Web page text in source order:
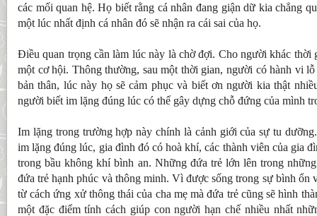
các mối quan hệ. Họ biết rằng cá nhân đang giận dữ kia chẳng
một lúc nhất định cá nhân đó sẽ nhận ra cái sai của họ.
Điều quan trọng cần làm lúc này là chờ đợi. Cho người khác thời
một cơ hội. Thông thường, sau một thời gian, người có hành vi lỗ
bản thân, lúc này họ sẽ cảm phục và biết ơn người kia thật
người biết im lặng đúng lúc có thể gây dựng chỗ đứng của mình
Im lặng trong trường hợp này chính là cảnh giới của sự tu
im lặng đúng lúc, gia đình đó có hoà khí, các thành viên của gia
trong bầu không khí bình an. Những đứa trẻ lớn lên trong
đứa trẻ hạnh phúc và thông minh. Vì được sống trong sự bình ổn
từ cách ứng xử thông thái của cha mẹ mà đứa trẻ cũng sẽ hình
một đặc điểm tính cách giúp con người hạn chế nhiều nhất